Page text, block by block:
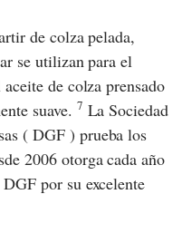
de colza pelada,
se utilizan para el
de colza prensado
suave. 7 LaSociedad
(DGF) prueba los
2006 otorga cada año
por su excelente